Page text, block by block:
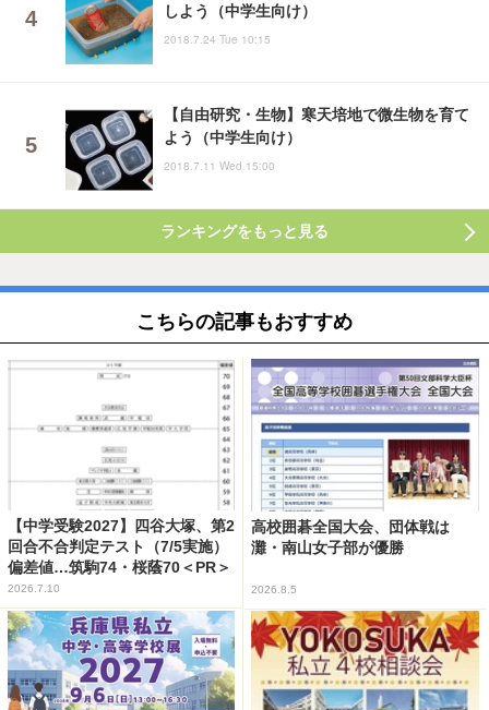
しよう（中学生向け）
2018.7.24 Tue 10:15
【自由研究・生物】寒天培地で微生物を育て
よう（中学生向け）
2018.7.11 Wed 15:00
ランキングをもっと見る
こちらの記事もおすすめ
【中学受験2027】四谷大塚、第2
回合不合判定テスト（7/5実施）
偏差値…筑駒74・桜蔭70＜PR＞
2026.7.10
高校囲碁全国大会、団体戦は
灘・南山女子部が優勝
2026.8.5